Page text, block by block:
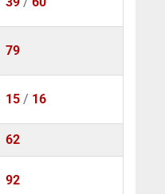
79
15 / 16
62
92